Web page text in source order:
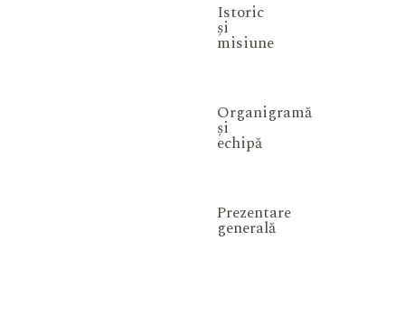
Istoric
și
misiune
Organigramă
și
echipă
Prezentare
generală